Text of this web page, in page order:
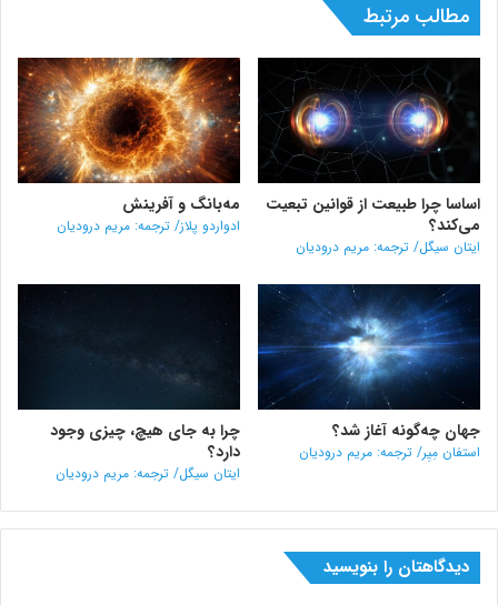
مطالب مرتبط
اساسا چرا طبیعت از قوانین تبعیت
می‌کند؟
ایتان سیگل/ ترجمه: مریم درودیان
مه‌بانگ و آفرینش
ادواردو پلاز/ ترجمه: مریم درودیان
جهان چه‌گونه آغاز شد؟
استفان مِیِر/ ترجمه: مریم درودیان
چرا به جای هیچ، چیزی وجود
دارد؟
ایتان سیگل/ ترجمه: مریم درودیان
دیدگاهتان را بنویسید